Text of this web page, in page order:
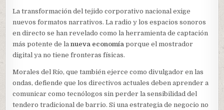
La transformación del tejido corporativo nacional exige
nuevos formatos narrativos. La radio y los espacios sonoros
en directo se han revelado como la herramienta de captación
más potente de lanueva economía porque el mostrador
digital ya no tiene fronteras físicas.
Morales del Río, que también ejerce como divulgador en las
ondas, defiende que los directivos actuales deben aprender a
comunicar como tecnólogos sin perder la sensibilidad del
tendero tradicional de barrio. Si una estrategia de negocio no